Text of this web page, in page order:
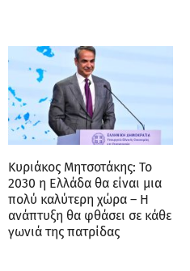
Κυριάκος Μητσοτάκης: Το
2030 η Ελλάδα θα είναι μια
πολύ καλύτερη χώρα – Η
ανάπτυξη θα φθάσει σε κάθε
γωνιά της πατρίδας